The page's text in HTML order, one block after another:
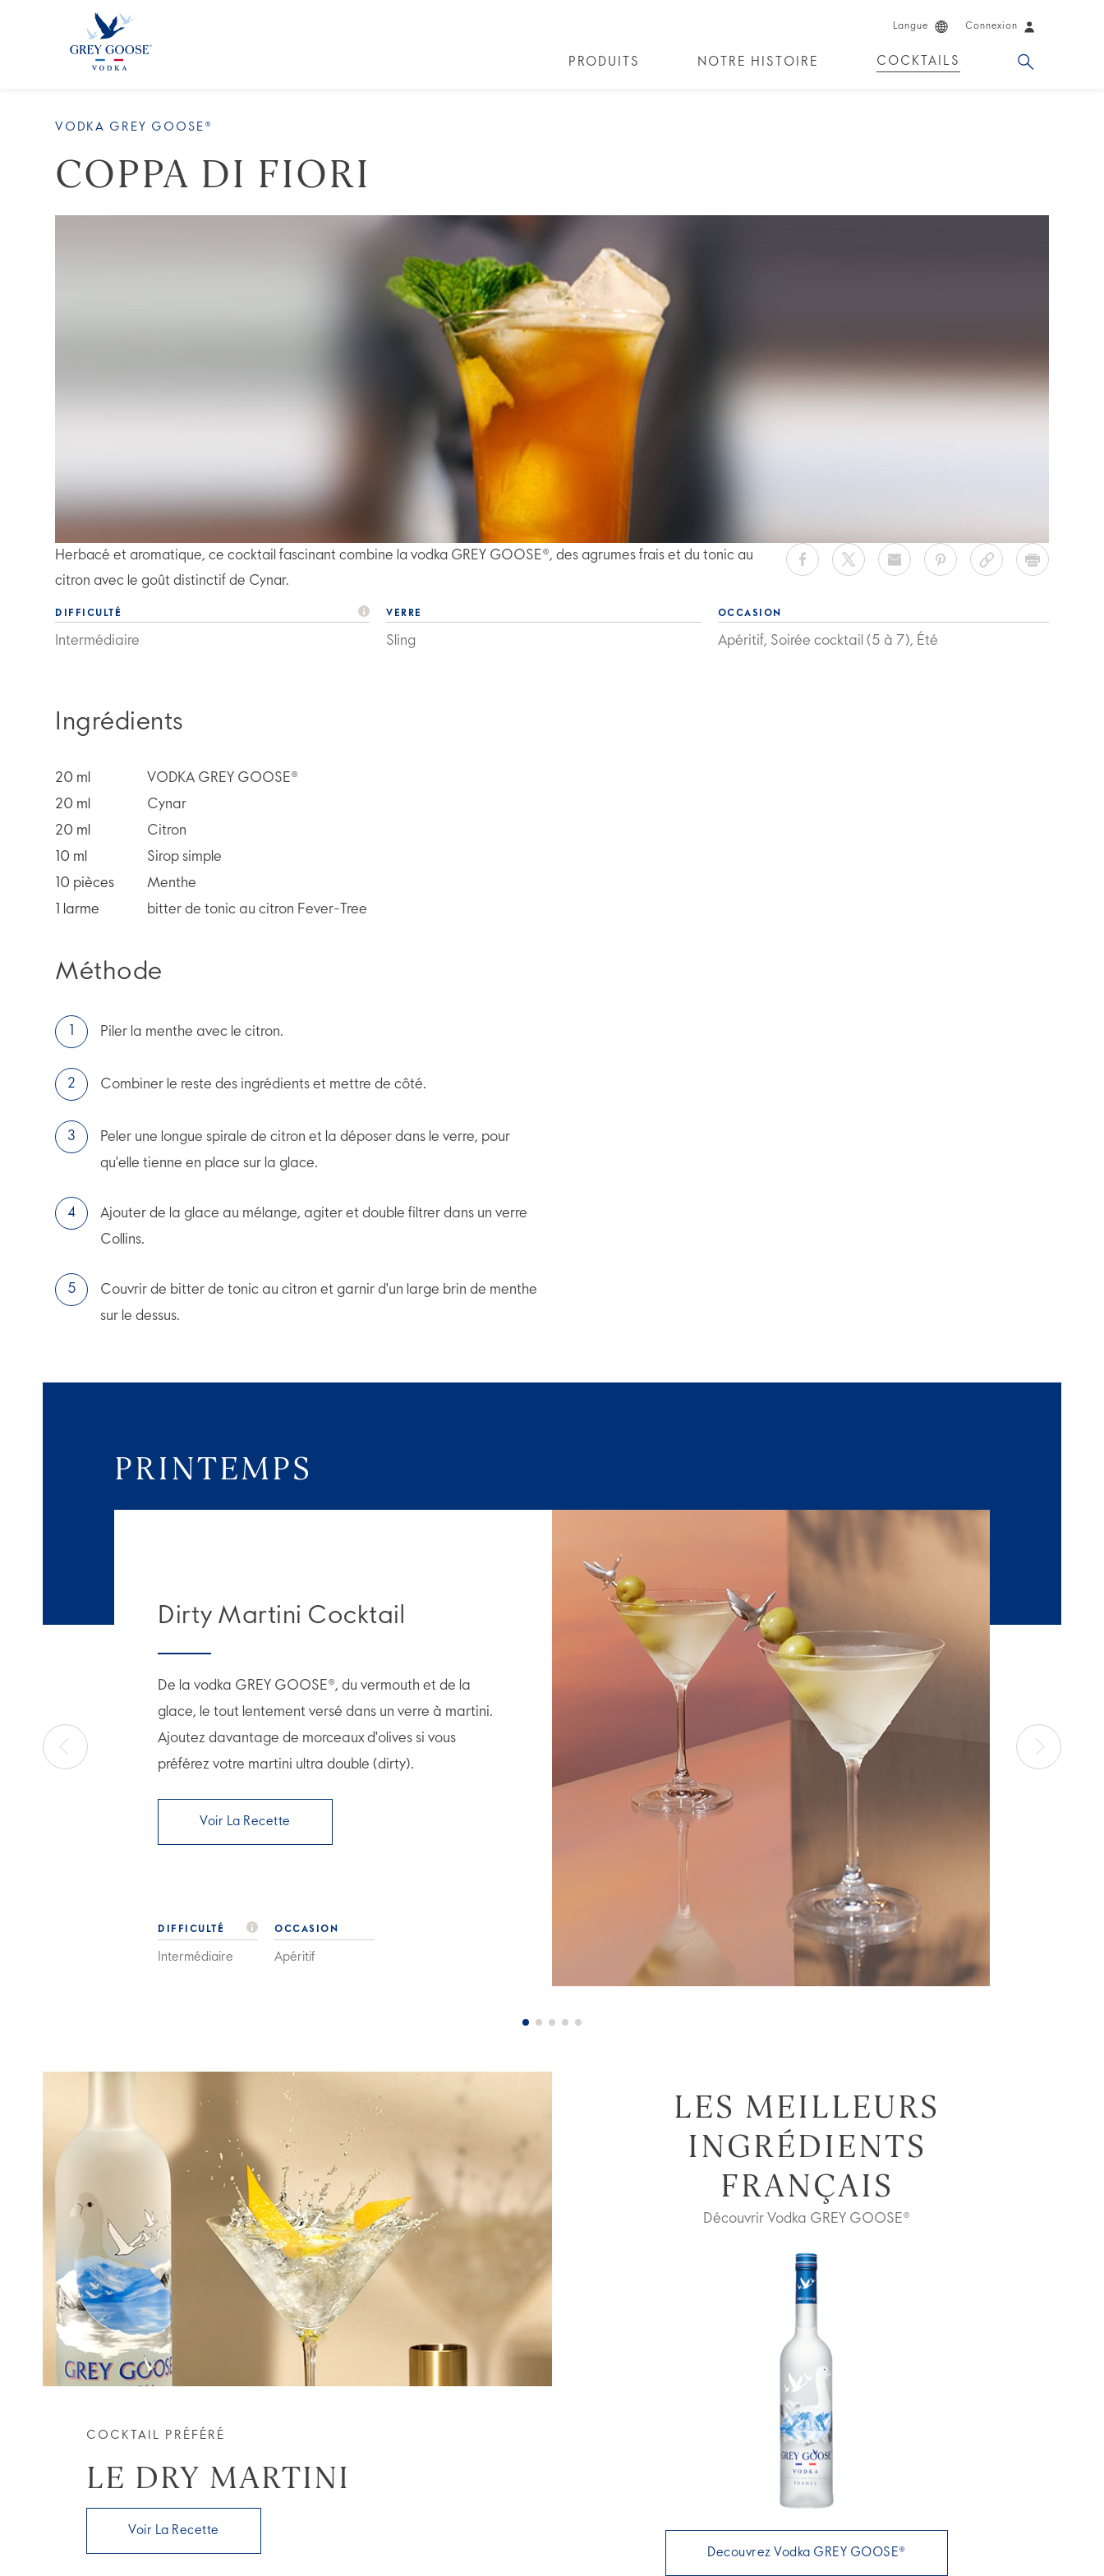
Langue Connexion
PRODUITS NOTRE HISTOIRE COCKTAILS
VODKA GREY GOOSE®
COPPA DI FIORI
Herbacé et aromatique, ce cocktail fascinant combine la vodka GREY GOOSE®, des agrumes frais et du tonic au
citron avec le goût distinctif de Cynar.
DIFFICULTÉ
Intermédiaire
VERRE
Sling
OCCASION
Apéritif, Soirée cocktail (5 à 7), Été
Ingrédients
20 ml
VODKA GREY GOOSE®
20 ml
Cynar
20 ml
Citron
10 ml
Sirop simple
10 pièces
Menthe
larme bitter de tonic au citron Fever-Tree
Méthode
Piler la menthe avec le citron.
Combiner le reste des ingrédients et mettre de côté.
Peler une longue spirale de citron et la déposer dans le verre, pour
qu'elle tienne en place sur la glace.
Ajouter de la glace au mélange, agiter et double filtrer dans un verre
Collins.
Couvrir de bitter de tonic au citron et garnir d'un large brin de menthe
sur le dessus.
PRINTEMPS
Dirty Martini Cocktail
De la vodka GREY GOOSE®, du vermouth et de la
glace, le tout lentement versé dans un verre à martini.
Ajoutez davantage de morceaux d'olives si vous
préférez votre martini ultra double (dirty).
Voir La Recette
DIFFICULTÉ
Intermédiaire
OCCASION
Apéritif
COCKTAIL PRÉFÉRÉ
LE DRY MARTINI
Voir La Recette
LES MEILLEURS
INGRÉDIENTS
FRANÇAIS
Découvrir Vodka GREY GOOSE®
Decouvrez Vodka GREY GOOSE®